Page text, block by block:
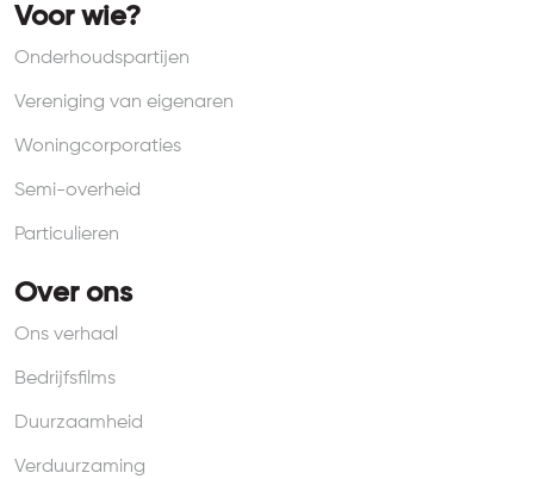
Voor wie?
Onderhoudspartijen
Vereniging van eigenaren
Woningcorporaties
Semi-overheid
Particulieren
Over ons
Ons verhaal
Bedrijfsfilms
Duurzaamheid
Verduurzaming